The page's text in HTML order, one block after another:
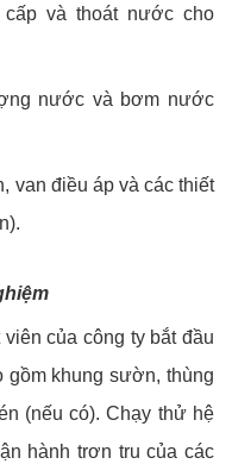
và thoát nước cho
nước và bơm nước
van điều áp và các thiết
của công ty bắt đầu
gồm khung sườn, thùng
(nếu có). Chạy thử hệ
hành trơn tru của các